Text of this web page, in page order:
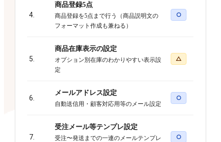
4.
商品登録5点
商品登録を5点まで行う（商品説明文の
フォーマット作成も兼ねる）
○
5.
商品在庫表示の設定
オプション別在庫のわかりやすい表示設
定
△
6.
メールアドレス設定
自動送信用・顧客対応用等のメール設定
○
7.
受注メール等テンプレ設定
受注〜発送までの一連のメールテンプレ
○